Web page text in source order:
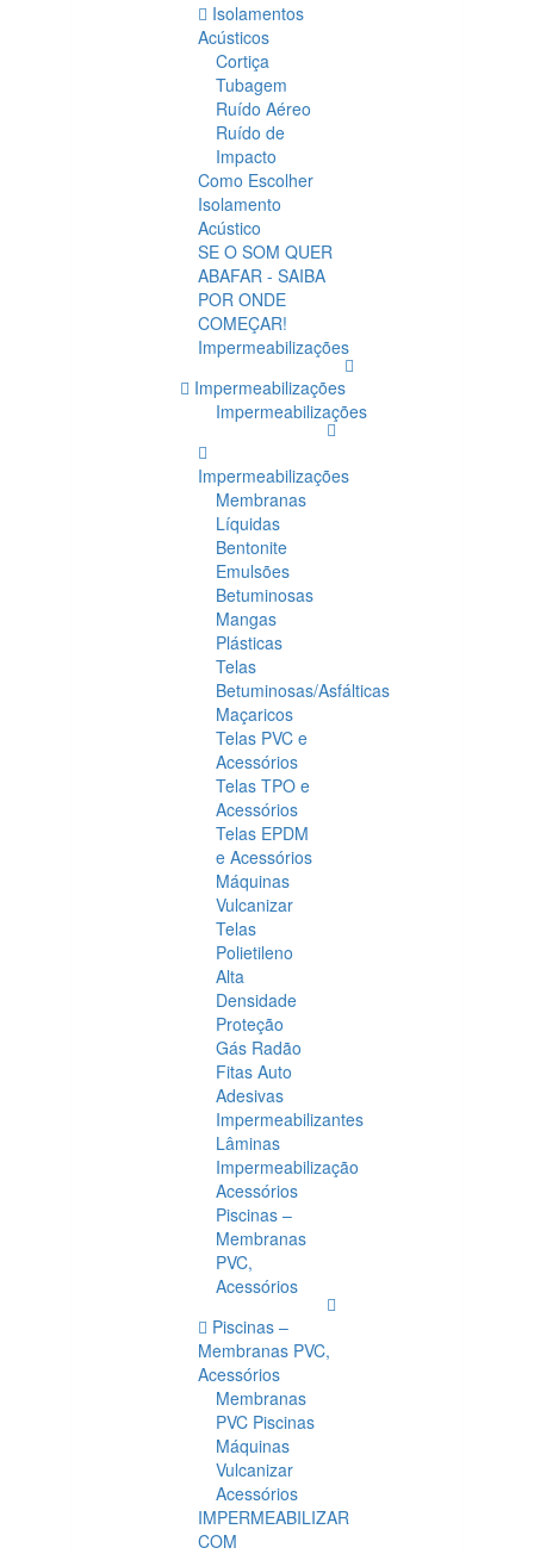
Isolamentos
Acústicos
Cortiça
Tubagem
Ruído Aéreo
Ruído de
Impacto
Como Escolher
Isolamento
Acústico
SE O SOM QUER
ABAFAR - SAIBA
POR ONDE
COMEÇAR!
Impermeabilizações
Impermeabilizações
Impermeabilizações
Impermeabilizações
Membranas
Líquidas
Bentonite
Emulsões
Betuminosas
Mangas
Plásticas
Telas
Betuminosas/Asfálticas
Maçaricos
Telas PVC e
Acessórios
Telas TPO e
Acessórios
Telas EPDM
e Acessórios
Máquinas
Vulcanizar
Telas
Polietileno
Alta
Densidade
Proteção
Gás Radão
Fitas Auto
Adesivas
Impermeabilizantes
Lâminas
Impermeabilização
Acessórios
Piscinas –
Membranas
PVC,
Acessórios
Piscinas –
Membranas PVC,
Acessórios
Membranas
PVC Piscinas
Máquinas
Vulcanizar
Acessórios
IMPERMEABILIZAR
COM